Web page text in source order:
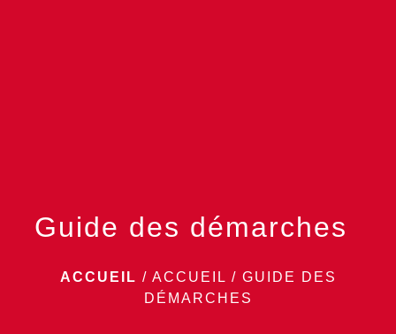
Guide des démarches
ACCUEIL / ACCUEIL / GUIDE DES
DÉMARCHES